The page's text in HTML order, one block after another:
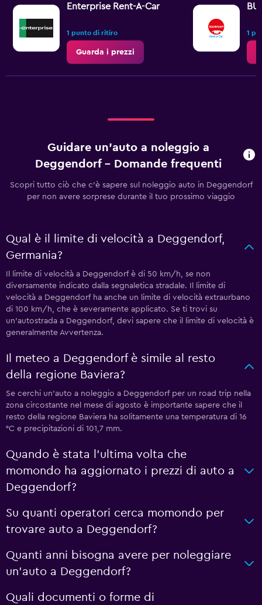
Enterprise Rent-A-Car
1 punto di ritiro
Guarda i prezzi
1
Guidare un'auto a noleggio a
Deggendorf - Domande frequenti
Scopri tutto ciò che c'è sapere sul noleggio auto in Deggendorf
per non avere sorprese durante il tuo prossimo viaggio
Qual è il limite di velocità a Deggendorf,
Germania?
Il limite di velocità a Deggendorf è di 50 km/h, se non
diversamente indicato dalla segnaletica stradale. Il limite di
velocità a Deggendorf ha anche un limite di velocità extraurbano
di 100 km/h, che è severamente applicato. Se ti trovi su
un'autostrada a Deggendorf, devi sapere che il limite di velocità è
generalmente Avvertenza.
Il meteo a Deggendorf è simile al resto
della regione Baviera?
Se cerchi un'auto a noleggio a Deggendorf per un road trip nella
zona circostante nel mese di agosto è importante sapere che il
resto della regione Baviera ha solitamente una temperatura di 16
°C e precipitazioni di 101,7 mm.
Quando è stata l'ultima volta che
momondo ha aggiornato i prezzi di auto a
Deggendorf?
Su quanti operatori cerca momondo per
trovare auto a Deggendorf?
Quanti anni bisogna avere per noleggiare
un'auto a Deggendorf?
Quali documenti o forme di